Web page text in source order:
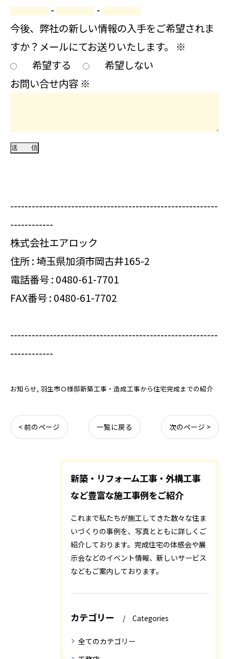
-
-
今後、弊社の新しい情報の入手をご希望されま
すか？メールにてお送りいたします。 ※
希望する
希望しない
お問い合せ内容 ※
----------------------------------------------------------
------------
株式会社エアロック
住所 : 埼玉県加須市岡古井165-2
電話番号 : 0480-61-7701
FAX番号 : 0480-61-7702
----------------------------------------------------------
------------
お知らせ 羽生市Ｏ様邸新築工事・造成工事から住宅完成までの紹介
< 前のページ 一覧に戻る 次のページ >
新築・リフォーム工事・外構工事
など豊富な施工事例をご紹介
これまで私たちが施工してきた数々な住ま
いづくりの事例を、写真とともに詳しくご
紹介しております。完成住宅の体感会や展
示会などのイベント情報、新しいサービス
などもご案内しております。
カテゴリー Categories
全てのカテゴリー